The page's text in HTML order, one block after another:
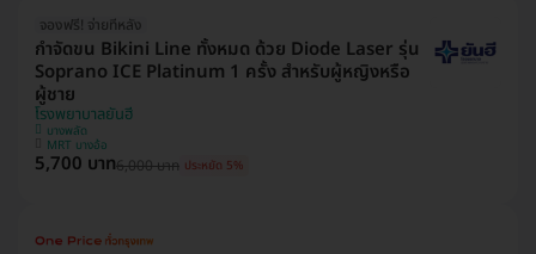
จองฟรี! จ่ายทีหลัง
กำจัดขน Bikini Line ทั้งหมด ด้วย Diode Laser รุ่น
Soprano ICE Platinum 1 ครั้ง สำหรับผู้หญิงหรือ
ผู้ชาย
โรงพยาบาลยันฮี
บางพลัด
MRT บางอ้อ
5,700 บาท6,000 บาท ประหยัด 5%